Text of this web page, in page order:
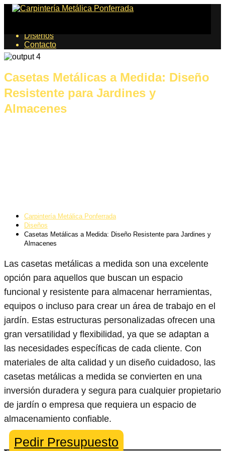
Diseños
Contacto
Casetas Metálicas a Medida: Diseño
Resistente para Jardines y
Almacenes
Carpintería Metálica Ponferrada
Diseños
Casetas Metálicas a Medida: Diseño Resistente para Jardines y
Almacenes
Las casetas metálicas a medida son una excelente
opción para aquellos que buscan un espacio
funcional y resistente para almacenar herramientas,
equipos o incluso para crear un área de trabajo en el
jardín. Estas estructuras personalizadas ofrecen una
gran versatilidad y flexibilidad, ya que se adaptan a
las necesidades específicas de cada cliente. Con
materiales de alta calidad y un diseño cuidadoso, las
casetas metálicas a medida se convierten en una
inversión duradera y segura para cualquier propietario
de jardín o empresa que requiera un espacio de
almacenamiento confiable.
Pedir Presupuesto